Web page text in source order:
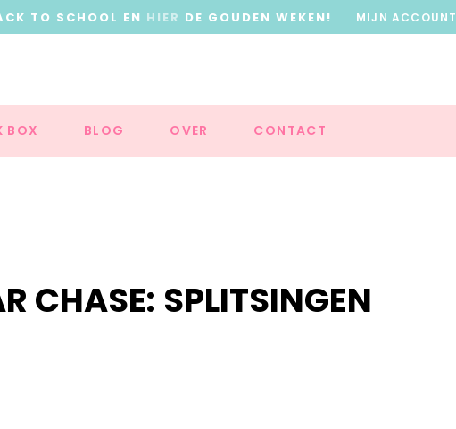
TO SCHOOL EN HIER DE GOUDEN WEKEN! MIJN ACCOUNT
BOX BLOG OVER CONTACT
CHASE: SPLITSINGEN